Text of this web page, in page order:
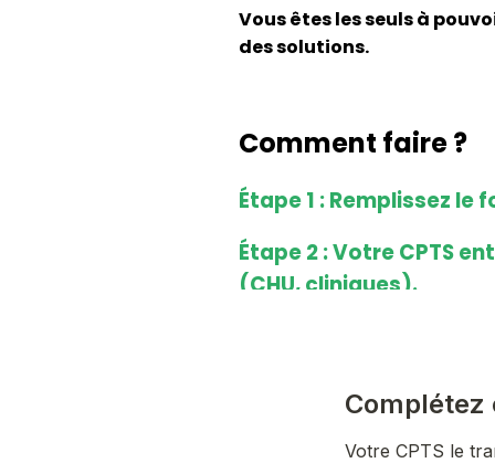
Vous êtes les seuls à
des solutions.
Comment faire ?
Étape 1 : Remplissez
Étape 2 : Votre CPTS
(CHU, cliniques).
concerné. Lors de